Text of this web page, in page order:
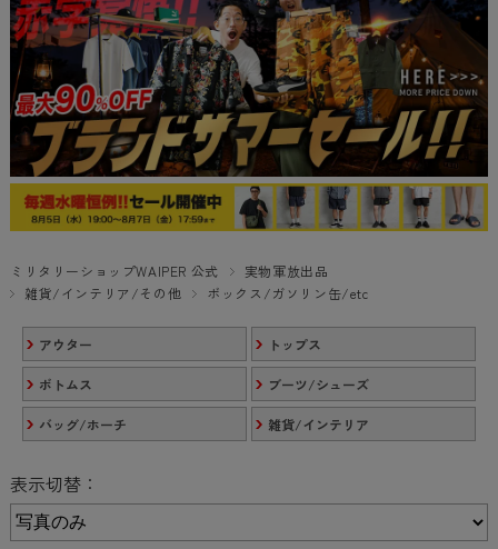
ミリタリーショップWAIPER 公式
実物軍放出品
雑貨/インテリア/その他
ボックス/ガソリン缶/etc
アウター トップス
ボトムス ブーツ/シューズ
バッグ/ホーチ 雑貨/インテリア
表示切替：